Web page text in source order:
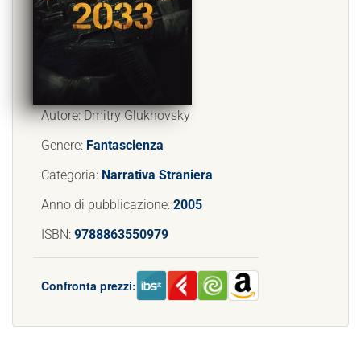
Autore: Dmitry Glukhovsky
Genere: Fantascienza
Categoria: Narrativa Straniera
Anno di pubblicazione: 2005
ISBN: 9788863550979
Confronta prezzi: